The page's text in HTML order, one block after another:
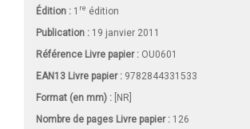
Édition : 1 re édition
Publication : 19 janvier 2011
Référence Livre papier : OU0601
EAN13 Livre papier : 9782844331533
Format (en mm) : [NR]
Nombre de pages Livre papier: 126